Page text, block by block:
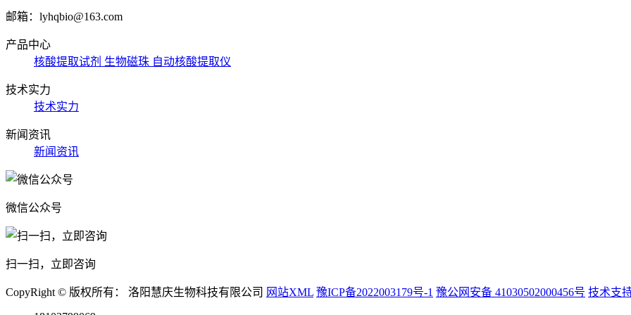
邮箱：lyhqbio@163.com
产品中心
核酸提取试剂 生物磁珠 自动核酸提取仪
技术实力
技术实力
新闻资讯
新闻资讯
微信公众号
扫一扫，立即咨询
CopyRight © 版权所有： 洛阳慧庆生物科技有限公司 网站XML 豫ICP备2022003179号-1 豫公网安备 41030502000456号 技术支